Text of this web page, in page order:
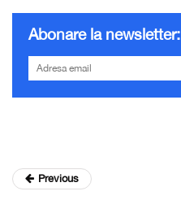
Abonare la newsletter:
Previous